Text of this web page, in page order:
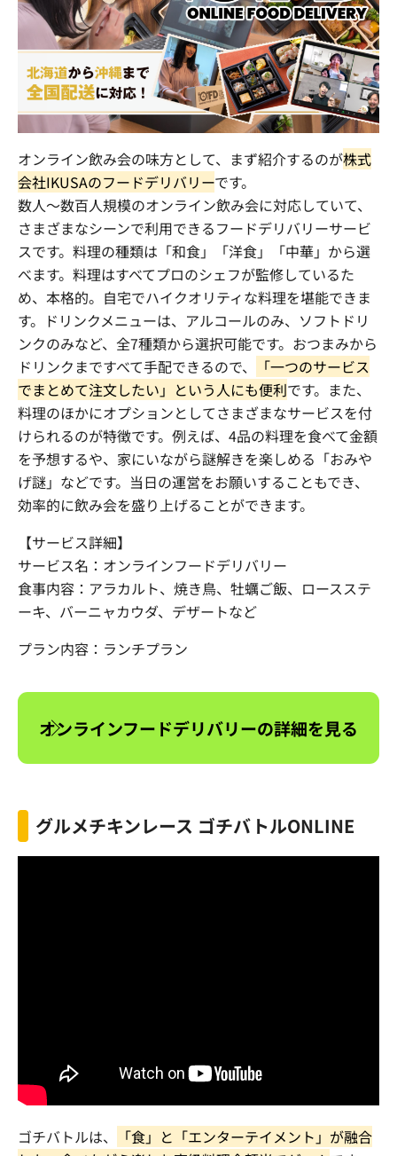
オンライン飲み会の味方として、まず紹介するのが株式
会社IKUSAのフードデリバリーです。
数人～数百人規模のオンライン飲み会に対応していて、
さまざまなシーンで利用できるフードデリバリーサービ
スです。料理の種類は「和食」「洋食」「中華」から選
べます。料理はすべてプロのシェフが監修しているた
め、本格的。自宅でハイクオリティな料理を堪能できま
す。ドリンクメニューは、アルコールのみ、ソフトドリ
ンクのみなど、全7種類から選択可能です。おつまみから
ドリンクまですべて手配できるので、
「一つのサービス
でまとめて注文したい」という人にも便利です。また、
料理のほかにオプションとしてさまざまなサービスを付
けられるのが特徴です。例えば、4品の料理を食べて金額
を予想するや、家にいながら謎解きを楽しめる「おみや
げ謎」などです。当日の運営をお願いすることもでき、
効率的に飲み会を盛り上げることができます。
【サービス詳細】
サービス名：オンラインフードデリバリー
食事内容：アラカルト、焼き鳥、牡蠣ご飯、ロースステ
ーキ、バーニャカウダ、デザートなど
プラン内容：ランチプラン
オンラインフードデリバリーの詳細を見る
グルメチキンレース ゴチバトルONLINE
ゴチバトルは、
「食」と「エンターテイメント」が融合